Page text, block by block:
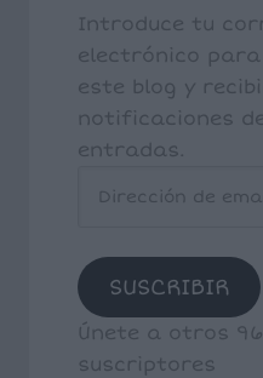
Introduce tu
electrónico
este blog y
notificaciones
entradas.
SUSCRIBIR
Únete a otros
suscriptores